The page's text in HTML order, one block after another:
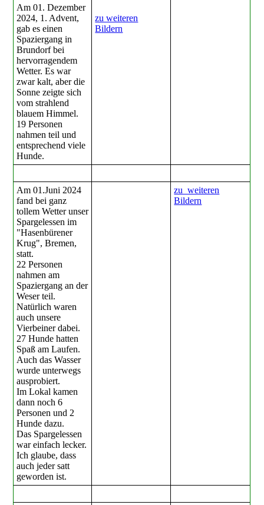
Am 01. Dezember
2024, 1. Advent,
gab es einen
Spaziergang in
Brundorf bei
hervorragendem
Wetter. Es war
zwar kalt, aber die
Sonne zeigte sich
vom strahlend
blauem Himmel.
19 Personen
nahmen teil und
entsprechend viele
Hunde.
zu weiteren
Bildern
Am 01.Juni 2024
fand bei ganz
tollem Wetter unser
Spargelessen im
"Hasenbürener
Krug", Bremen,
statt.
22 Personen
nahmen am
Spaziergang an der
Weser teil.
Natürlich waren
auch unsere
Vierbeiner dabei.
27 Hunde hatten
Spaß am Laufen.
Auch das Wasser
wurde unterwegs
ausprobiert.
Im Lokal kamen
dann noch 6
Personen und 2
Hunde dazu.
Das Spargelessen
war einfach lecker.
Ich glaube, dass
auch jeder satt
geworden ist.
zu weiteren
Bildern